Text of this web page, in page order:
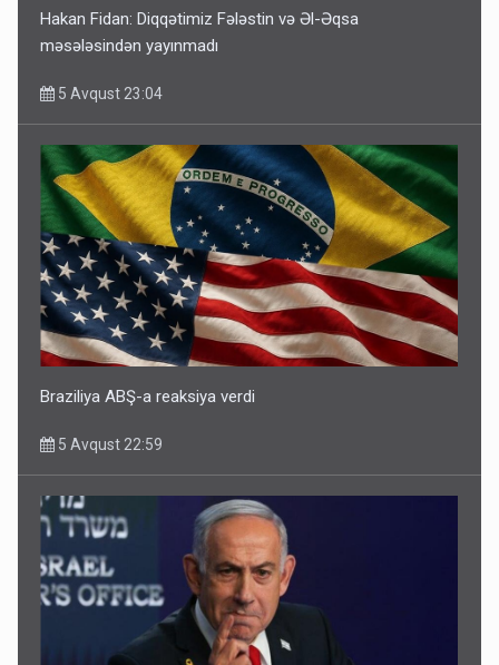
Hakan Fidan: Diqqətimiz Fələstin və Əl-Əqsa
məsələsindən yayınmadı
5 Avqust 23:04
Braziliya ABŞ-a reaksiya verdi
5 Avqust 22:59